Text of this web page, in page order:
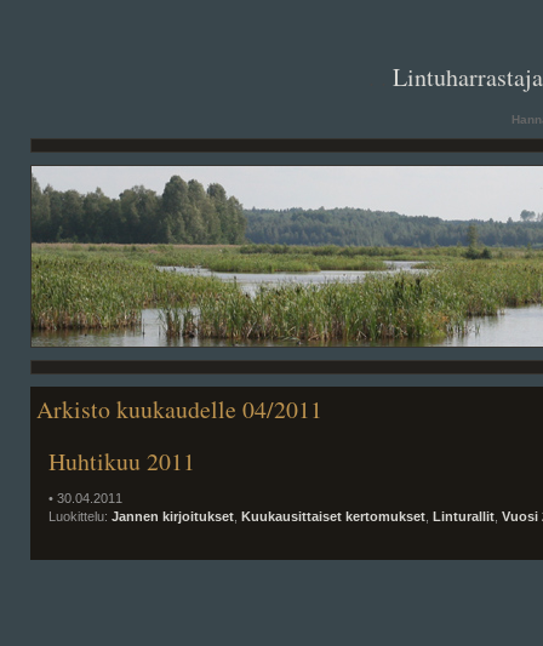
Arkisto kuukaudelle 04/2011
Huhtikuu 2011
• 30.04.2011
Luokittelu: Jannen kirjoitukset Kuukausittaiset kertomukset Linturallit Vuosi